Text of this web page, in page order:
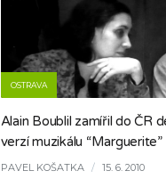
OSTRAVA
Alain Boublil zamířil do ČR
verzí muzikálu “Marguerite”
PAVEL KOŠATKA / 15. 6. 2010